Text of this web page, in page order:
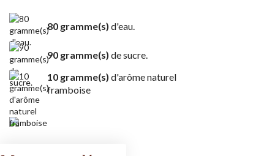
80 gramme(s) d'eau.
90 gramme(s) de sucre.
10 gramme(s) d'arôme naturel
framboise